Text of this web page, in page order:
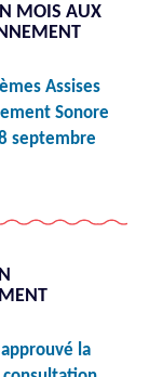
MOIS AUX
Assises
Sonore
septembre
la